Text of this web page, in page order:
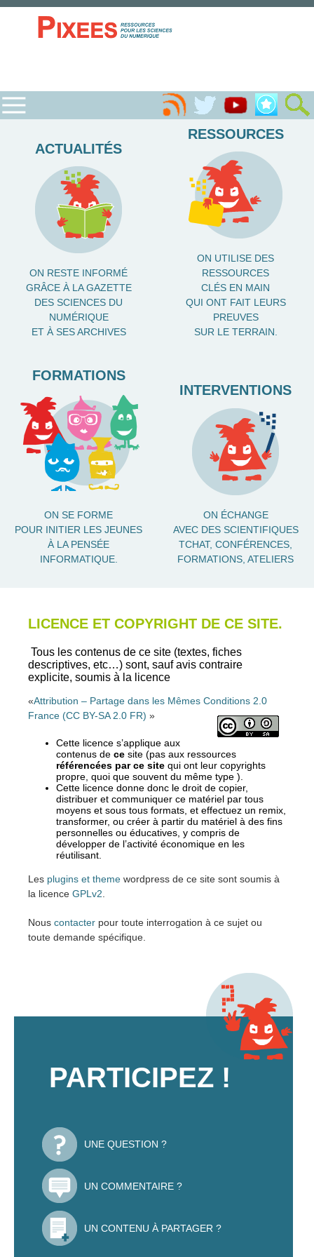
ACTUALITÉS
ON RESTE INFORMÉ
GRÂCE À LA GAZETTE
DES SCIENCES DU
NUMÉRIQUE
ET À SES ARCHIVES
RESSOURCES
ON UTILISE DES
RESSOURCES
CLÉS EN MAIN
QUI ONT FAIT LEURS
PREUVES
SUR LE TERRAIN.
FORMATIONS
ON SE FORME
POUR INITIER LES JEUNES
À LA PENSÉE
INFORMATIQUE.
INTERVENTIONS
ON ÉCHANGE
AVEC DES SCIENTIFIQUES
TCHAT, CONFÉRENCES,
FORMATIONS, ATELIERS
LICENCE ET COPYRIGHT DE CE SITE.
Tous les contenus de ce site (textes, fiches
descriptives, etc…) sont, sauf avis contraire
explicite, soumis à la licence
«Attribution – Partage dans les Mêmes Conditions 2.0
France (CC BY-SA 2.0 FR) »
Cette licence s’applique aux
contenus de ce site (pas aux ressources
référencées par ce site qui ont leur copyrights
propre, quoi que souvent du même type ).
Cette licence donne donc le droit de copier,
distribuer et communiquer ce matériel par tous
moyens et sous tous formats, et effectuez un remix,
transformer, ou créer à partir du matériel à des fins
personnelles ou éducatives, y compris de
développer de l’activité économique en les
réutilisant.
Les plugins et theme wordpress de ce site sont soumis à
la licence GPLv2
Nous contacter pour toute interrogation à ce sujet ou
toute demande spécifique.
PARTICIPEZ !
UNE QUESTION ?
UN COMMENTAIRE ?
UN CONTENU À PARTAGER ?